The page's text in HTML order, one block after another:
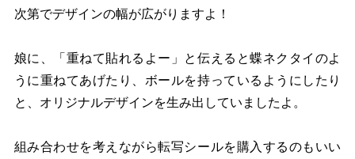
次第でデザインの幅が広がりますよ！
娘に、「重ねて貼れるよー」と伝えると蝶ネクタイのよ
うに重ねてあげたり、ボールを持っているようにしたり
と、オリジナルデザインを生み出していましたよ。
組み合わせを考えながら転写シールを購入するのもいい